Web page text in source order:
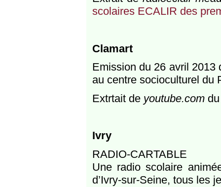
scolaires ECALIR des
Clamart
Emission du 26 avril 2013
au centre socioculturel du
Extrtait de youtube.comdu
Ivry
RADIO-CARTABLE
Une radio scolaire
d’Ivry-sur-Seine, tous les